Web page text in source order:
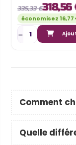
335,33 €318,56
économisez 16,77
Comment
Quelle
TOP 5 DES
ÉCLAIRAGES
Publié dans:
LEDs